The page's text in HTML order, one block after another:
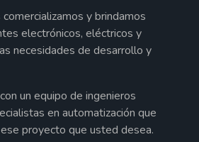
y brindamos
electrónicos, eléctricos y
necesidades de desarrollo y
un equipo de ingenieros
en automatización que
proyecto que usted desea.